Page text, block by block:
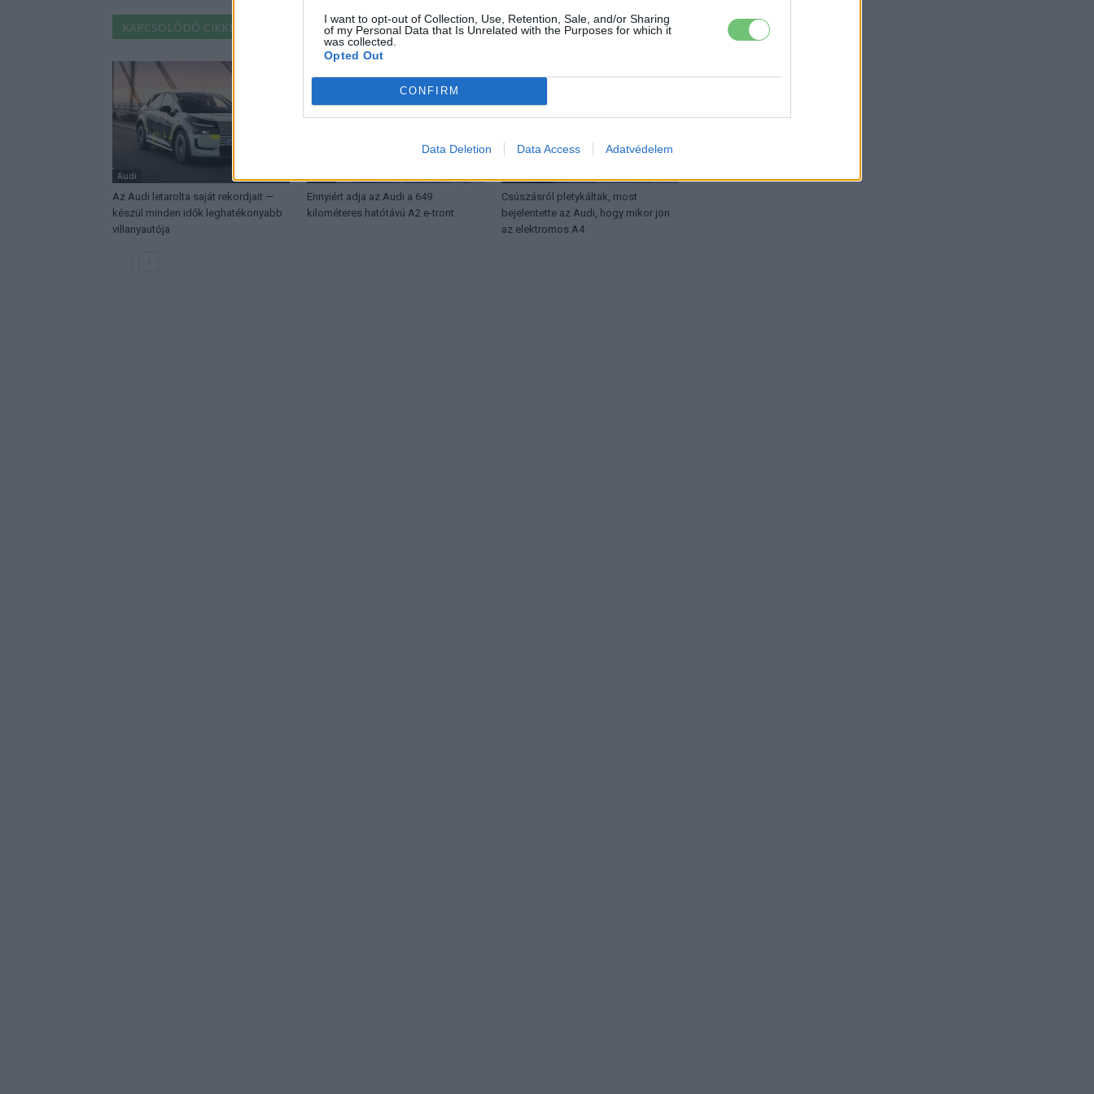
I want to opt-out of Collection, Use, Retention, Sale, and/or Sharing
of my Personal Data that Is Unrelated with the Purposes for which it
was collected.
Opted Out
CONFIRM
Data Deletion Data Access Adatvédelem
KAPCSOLÓDÓ CIKKEK TÖBB A SZERZŐTŐL
Audi
Az Audi letarolta saját rekordjait —
készül minden idők leghatékonyabb
villanyautója
Ennyiért adja az Audi a 649
kilométeres hatótávú A2 e-tront
Csúszásról pletykáltak, most
bejelentette az Audi, hogy mikor jön
az elektromos A4